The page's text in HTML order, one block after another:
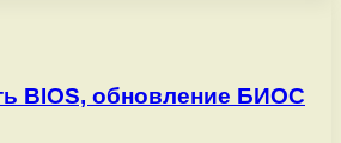
BIOS, обновление БИОС